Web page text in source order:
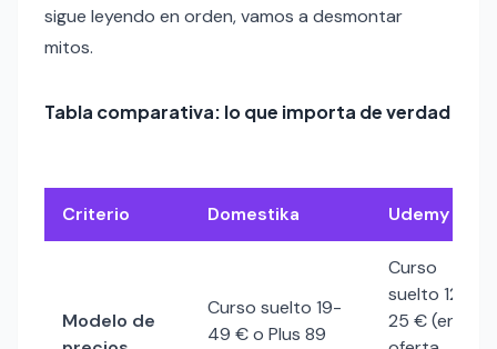
sigue leyendo en orden, vamos a desmontar
mitos.
Tabla comparativa: lo que importa de verdad
Criterio Domestika Udemy
Modelo de
Curso suelto 19-
49 € o Plus 89
Curso
suelto 12-
25 € (en